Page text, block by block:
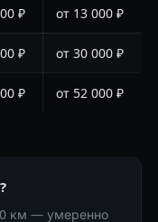
₽ от 13 000 ₽
₽ от 30 000 ₽
₽ от 52 000 ₽
км — умеренно